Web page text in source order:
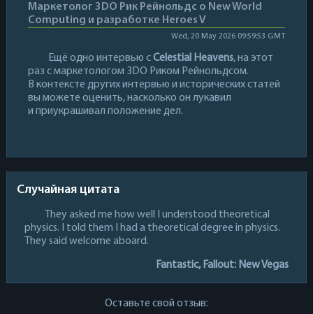
Маркетолог 3DO Рик Рейнольдс о New World
Computing и разработке Heroes V
Wed, 20 May 2026 09:59:53 GMT
Ещё одно интервью сCelestial Heavens, на этот
раз с маркетологом 3DO Риком Рейнольдсом.
В контексте других интервью и исторических статей
вы можете оценить, насколько он лукавил
и приукрашивал положение дел.
Случайная цитата
They asked me how well I understood theoretical
physics. I told them I had a theoretical degree in physics.
They said welcome aboard.
Fantastic, Fallout: New Vegas
Оставьте свой отзыв: